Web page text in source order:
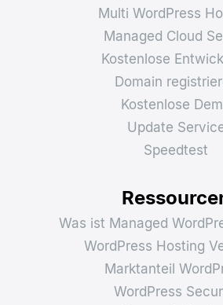
Multi WordPress
Managed Cloud
Kostenlose
Domain
Kostenlose
Update
Speedtest
Was ist Managed
WordPress Hosting
Marktanteil
WordPress